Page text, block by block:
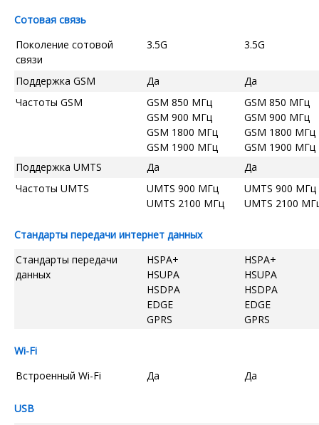
Сотовая связь
Поколение сотовой
связи
3.5G 3.5G
Поддержка GSM Да
Да
Частоты GSM
GSM 850 МГц
GSM 900 МГц
GSM 1800 МГц
GSM 1900 МГц
GSM 850 МГц
GSM 900 МГц
GSM 1800 МГц
GSM 1900 МГц
Поддержка UMTS
Да
Да
Частоты UMTS
UMTS 900 МГц
UMTS 2100 МГц
UMTS 900 МГц
UMTS 2100
Стандарты передачи интернет данных
Стандарты передачи
данных
HSPA+
HSUPA
HSDPA
EDGE
GPRS
HSPA+
HSUPA
HSDPA
EDGE
GPRS
Wi-Fi
Встроенный Wi-Fi
Да Да
USB